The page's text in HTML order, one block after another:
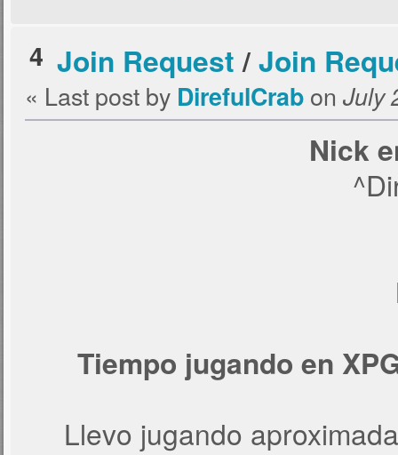
4 Join Request/Join
« Last post by DirefulCrab on July
Nick
Tiempo jugando en
Llevo jugando